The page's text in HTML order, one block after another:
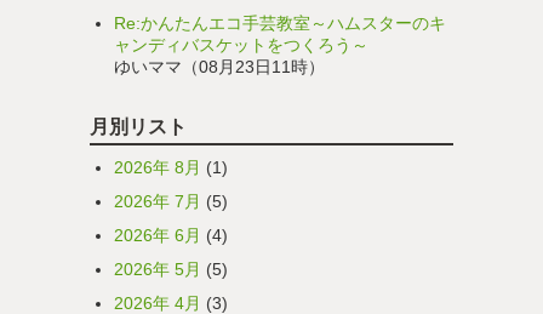
Re:かんたんエコ手芸教室～ハムスターのキ
ャンディバスケットをつくろう～
ゆいママ（08月23日11時）
月別リスト
2026年 8月 (1)
2026年 7月 (5)
2026年 6月 (4)
2026年 5月 (5)
2026年 4月 (3)